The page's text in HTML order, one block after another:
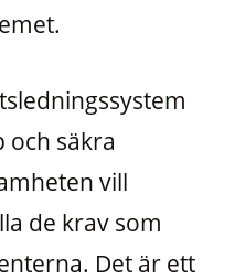
och säkra
vill
de krav som
Det är ett